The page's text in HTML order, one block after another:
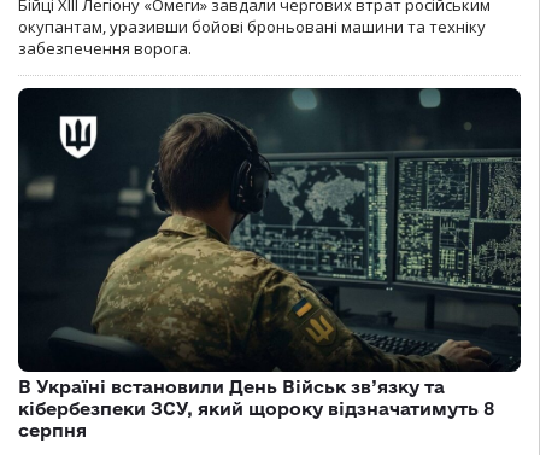
Бійці ХІІІ Легіону «Омеги» завдали чергових втрат російським
окупантам, уразивши бойові броньовані машини та техніку
забезпечення ворога.
В Україні встановили День Військ зв’язку та
кібербезпеки ЗСУ, який щороку відзначатимуть 8
серпня